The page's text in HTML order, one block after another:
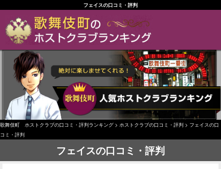
フェイスの口コミ・評判
歌舞伎町 ホストクラブの口コミ・評判ランキング > ホストクラブの口コミ・評判 > フェイスの口
コミ・評判
フェイスの口コミ・評判